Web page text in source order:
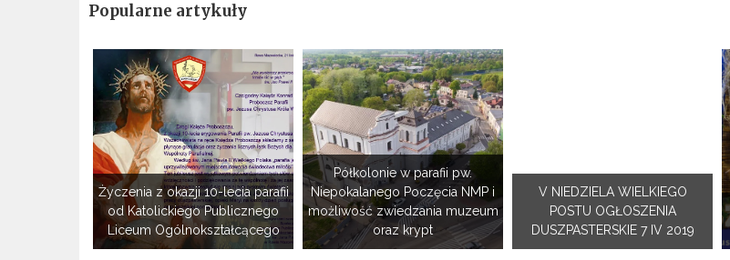
Popularne artykuły
Życzenia z okazji 10-lecia parafii
od Katolickiego Publicznego
Liceum Ogólnokształcącego
Półkolonie w parafii pw.
Niepokalanego Poczęcia NMP i
możliwość zwiedzania muzeum
oraz krypt
V NIEDZIELA WIELKIEGO
POSTU OGŁOSZENIA
DUSZPASTERSKIE 7 IV 2019